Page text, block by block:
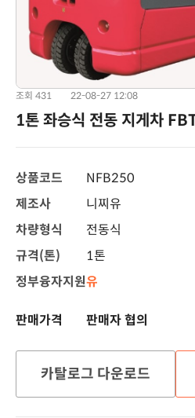
조회 431 22-08-27 12:08
1톤 좌승식 전동 지게차
상품코드
NFB250
제조사
니찌유
차량형식
전동식
규격(톤)
1톤
정부융자지원유
판매가격 판매자 협의
카탈로그 다운로드